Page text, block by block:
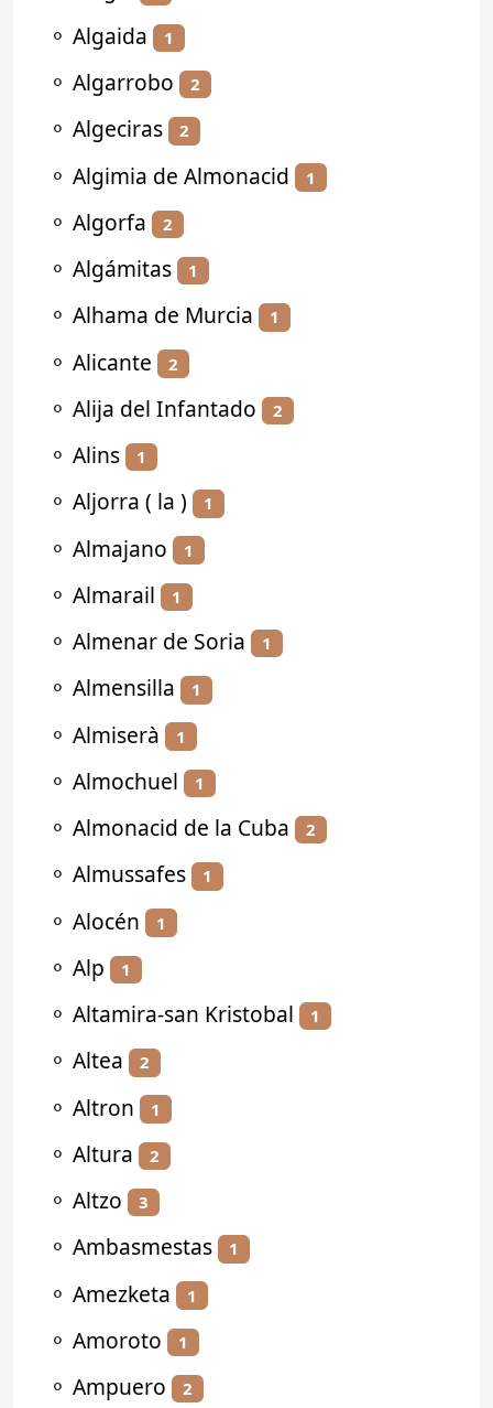
⚬ Algaida 1
⚬ Algarrobo 2
⚬ Algeciras 2
⚬ Algimia de Almonacid 1
⚬ Algorfa 2
⚬ Algámitas 1
⚬ Alhama de Murcia 1
⚬ Alicante 2
⚬ Alija del Infantado 2
⚬ Alins 1
⚬ Aljorra ( la ) 1
⚬ Almajano 1
⚬ Almarail 1
⚬ Almenar de Soria 1
⚬ Almensilla 1
⚬ Almiserà 1
⚬ Almochuel 1
⚬ Almonacid de la Cuba 2
⚬ Almussafes 1
⚬ Alocén 1
⚬ Alp 1
⚬ Altamira-san Kristobal 1
⚬ Altea 2
⚬ Altron 1
⚬ Altura 2
⚬ Altzo 3
⚬ Ambasmestas 1
⚬ Amezketa 1
⚬ Amoroto 1
⚬ Ampuero 2